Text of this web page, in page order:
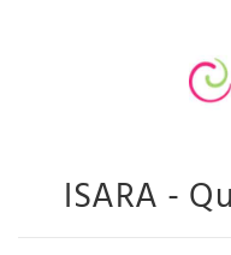
ISARA -